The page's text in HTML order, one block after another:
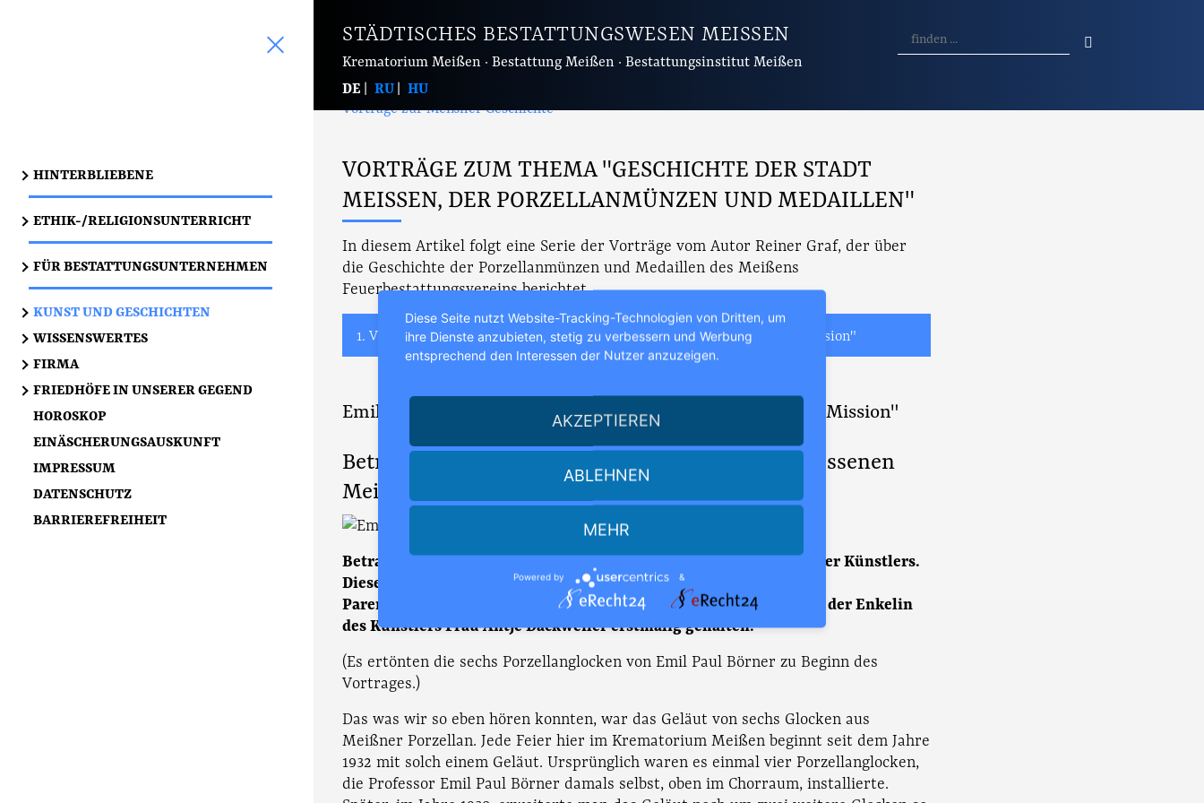
HINTERBLIEBENE
ETHIK-/RELIGIONSUNTERRICHT
FÜR BESTATTUNGSUNTERNEHMEN
KUNST UND GESCHICHTEN
WISSENSWERTES
FIRMA
FRIEDHÖFE IN UNSERER GEGEND
HOROSKOP
EINÄSCHERUNGSAUSKUNFT
IMPRESSUM
DATENSCHUTZ
BARRIEREFREIHEIT
STÄDTISCHES BESTATTUNGSWESEN MEISSEN
Krematorium Meißen · Bestattung Meißen · Bestattungsinstitut Meißen
DE
RU HU
Start Kunst und Geschichten
Vorträge zur Meißner Geschichte
VORTRÄGE ZUM THEMA "GESCHICHTE DER STADT
MEISSEN, DER PORZELLANMÜNZEN UND MEDAILLEN"
In diesem Artikel folgt eine Serie der Vorträge vom Autor Reiner Graf, der über
die Geschichte der Porzellanmünzen und Medaillen des Meißens
Feuerbestattungsvereins berichtet.
1. Vortrag: "Emil Paul Börner ein vielseitiger Künstler, mit klingender Mission"
Emil Paul Börner ein vielseitiger Künstler, mit klingender Mission"
Betrachtung zum 130. Geburtstag eines fast vergessenen
Meißner Künstlers.
Betrachtungen zum 130. Geburtstag eines fast vergessenen Meißner Künstlers.
Dieser Vortrag wurde von Reiner Graff am 18. März 2018 in der
Parentationshalle vom Krematorium Meißen und in Anwesenheit der Enkelin
des Künstlers Frau Antje Dackweiler erstmalig gehalten.
(Es ertönten die sechs Porzellanglocken von Emil Paul Börner zu Beginn des
Vortrages.)
Das was wir so eben hören konnten, war das Geläut von sechs Glocken aus
Meißner Porzellan. Jede Feier hier im Krematorium Meißen beginnt seit dem Jahre
1932 mit solch einem Geläut. Ursprünglich waren es einmal vier Porzellanglocken,
die Professor Emil Paul Börner damals selbst, oben im Chorraum, installierte.
Diese Seite nutzt Website-Tracking-Technologien von Dritten, um
ihre Dienste anzubieten, stetig zu verbessern und Werbung
entsprechend den Interessen der Nutzer anzuzeigen.
AKZEPTIEREN
ABLEHNEN
MEHR
Powered by &